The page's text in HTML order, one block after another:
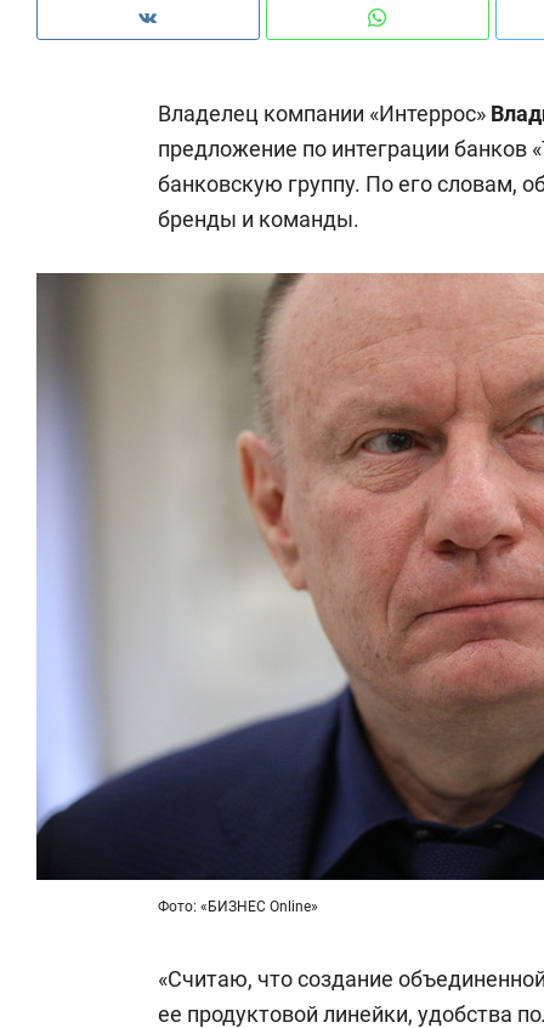
Владелец компании «Интеррос»
предложение по интеграции банков
банковскую группу. По его словам,
бренды и команды.
Фото: «БИЗНЕС Online»
«Считаю, что создание
ее продуктовой линейки, удобства
Как ГК «МИР ГРУПП» и ВТБ
комфорта под Казанью
Рекомендуем